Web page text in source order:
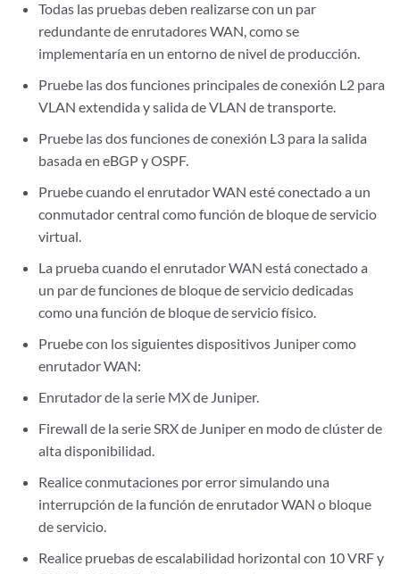
Todas las pruebas deben realizarse con un par
redundante de enrutadores WAN, como se
implementaría en un entorno de nivel de producción.
Pruebe las dos funciones principales de conexión L2 para
VLAN extendida y salida de VLAN de transporte.
Pruebe las dos funciones de conexión L3 para la salida
basada en eBGP y OSPF.
Pruebe cuando el enrutador WAN esté conectado a un
conmutador central como función de bloque de servicio
virtual.
La prueba cuando el enrutador WAN está conectado a
un par de funciones de bloque de servicio dedicadas
como una función de bloque de servicio físico.
Pruebe con los siguientes dispositivos Juniper como
enrutador WAN:
Enrutador de la serie MX de Juniper.
Firewall de la serie SRX de Juniper en modo de clúster de
alta disponibilidad.
Realice conmutaciones por error simulando una
interrupción de la función de enrutador WAN o bloque
de servicio.
Realice pruebas de escalabilidad horizontal con 10 VRF y